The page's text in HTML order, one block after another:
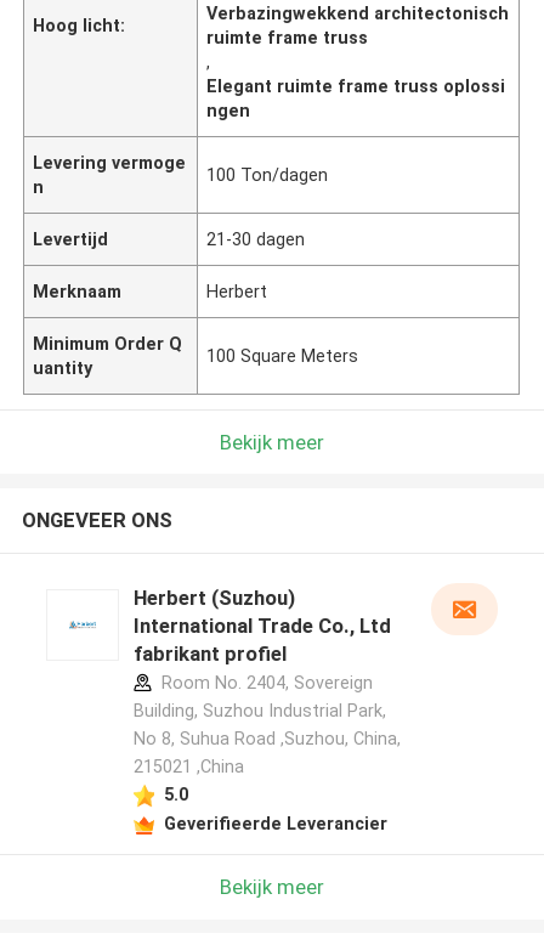
Hoog licht:
Verbazingwekkend architectonisch
ruimte frame truss
,
Elegant ruimte frame truss oplossi
ngen
Levering vermoge
n
100 Ton/dagen
Levertijd 21-30 dagen
Merknaam Herbert
Minimum Order Q
uantity
100 Square Meters
Bekijk meer
ONGEVEER ONS
Herbert (Suzhou)
International Trade Co., Ltd
fabrikant profiel
Room No. 2404, Sovereign
Building, Suzhou Industrial Park,
No 8, Suhua Road ,Suzhou, China,
215021 ,China
5.0
Geverifieerde Leverancier
Bekijk meer